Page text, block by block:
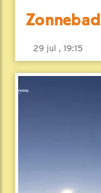
Zonnebad
29 jul , 19:15